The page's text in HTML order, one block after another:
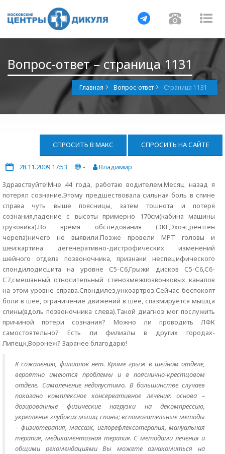
Навигация
Вопрос-ответ – страница 1131
Главная Вопрос-ответ Страница 1131
СПРОСИТЬ В МАКС СПРОСИТЬ НА САЙТЕ
28.11.2009 17:53 -
Владимир
Здравствуйте!Мне 44 года, работаю водителем.Месяц назад я
потерял сознание.Этому предшествовала сильная боль в спине
справа чуть выше поясницы, затем тошнота и потеря
сознания,падение с высоты примерно 170см(кабина машины
грузовика).Во время обследования (ЭКГ,Эхоэг,рентген
черепа)ничего не выявили.Позже провели МРТ головы и
шеи:картина дегенеративно-дистрофических изменений
шейного отдела позвоночника, признаки неспецифического
спондилодисцита на уровне С5-С6,Грыжи дисков С5-С6,С6-
С7,смешанный относительный стенозмежпозвонковых каналов
на этом уровне справа.Спондилез,ункоартроз.Сейчас беспокоят
боли в шее, ограничение движений в шее, спазмируется мышца
спины(вдоль позвоночника слева).Такой диагноз мог послужить
причиной потери сознания? Можно ли проводить ЛФК
самостоятельно? Есть ли филиалы в других городах-
Липецк,Воронеж? Заранее благодарю!
К сожалению, филиалов нет. Кроме грыж в шейном отделе,
вероятно имеются проблемы и в пояснично-крестцовом
отделе. Самолечение недопустимо. В большинстве случаев
показано комплексное консервативное лечение: основа –
дозированные физические нагрузки на декомпрессию,
укрепление глубоких мышц спины; вспомогательные методы
– физиотерапия, массаж, иглорефлексотерапия, мануальная
терапия, медикаментозная терапия. С методами лечения и
общими рекомендациями Вы можете ознакомиться на